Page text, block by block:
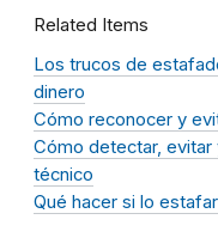
Related Items
Los trucos de
dinero
Cómo reconocer y
Cómo detectar,
técnico
Qué hacer si lo